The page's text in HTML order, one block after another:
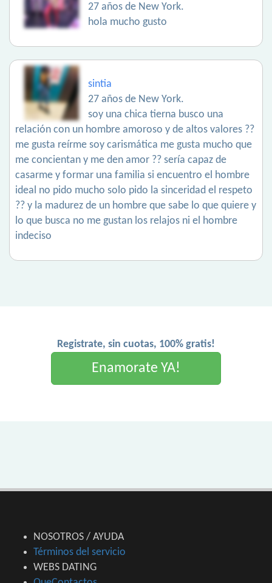
27 años de New York.
hola mucho gusto
sintia
27 años de New York.
soy una chica tierna busco una
relación con un hombre amoroso y de altos valores ??
me gusta reírme soy carismática me gusta mucho que
me concientan y me den amor ?? sería capaz de
casarme y formar una familia si encuentro el hombre
ideal no pido mucho solo pido la sinceridad el respeto
?? y la madurez de un hombre que sabe lo que quiere y
lo que busca no me gustan los relajos ni el hombre
indeciso
Registrate, sin cuotas, 100% gratis!
Enamorate YA!
NOSOTROS / AYUDA
Términos del servicio
WEBS DATING